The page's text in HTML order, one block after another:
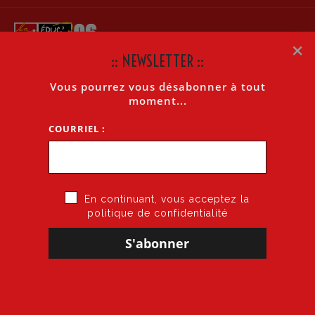
Accueil»Login Customizer
This page is used for Login Customizer plugin. It will not
be visible to your readers. Do not delete it.
×
:: NEWSLETTER ::
Vous pourrez vous désabonner à tout
moment...
COURRIEL :
En continuant, vous acceptez la
politique de confidentialité